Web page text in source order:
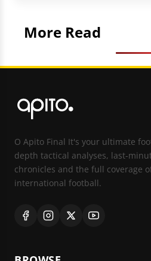
More Read
O Apito Final It's your ultimate
depth tactical analyses, last-
chronicles and the full coverage
international football.